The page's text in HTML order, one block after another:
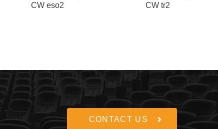
CW eso2
CW tr2
CONTACT US